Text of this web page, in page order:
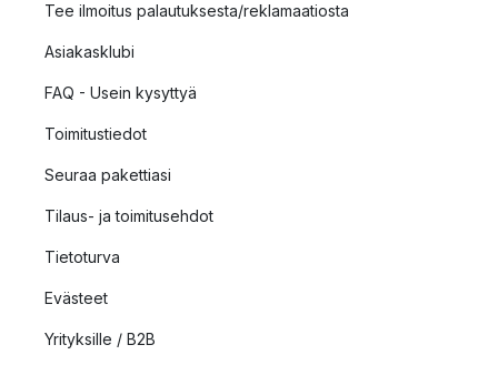
Tee ilmoitus palautuksesta/reklamaatiosta
Asiakasklubi
FAQ - Usein kysyttyä
Toimitustiedot
Seuraa pakettiasi
Tilaus- ja toimitusehdot
Tietoturva
Evästeet
Yrityksille / B2B